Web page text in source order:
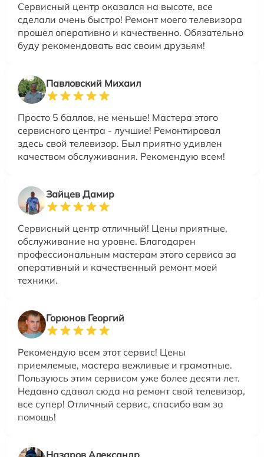
Сервисный центр оказался на высоте, все
сделали очень быстро! Ремонт моего телевизора
прошел оперативно и качественно. Обязательно
буду рекомендовать вас своим друзьям!
Павловский Михаил
Просто 5 баллов, не меньше! Мастера этого
сервисного центра - лучшие! Ремонтировал
здесь свой телевизор. Был приятно удивлен
качеством обслуживания. Рекомендую всем!
Зайцев Дамир
Сервисный центр отличный! Цены приятные,
обслуживание на уровне. Благодарен
профессиональным мастерам этого сервиса за
оперативный и качественный ремонт моей
техники.
Горюнов Георгий
Рекомендую всем этот сервис! Цены
приемлемые, мастера вежливые и грамотные.
Пользуюсь этим сервисом уже более десяти лет.
Недавно сдавал сюда на ремонт свой телевизор,
все супер! Отличный сервис, спасибо вам за
помощь!